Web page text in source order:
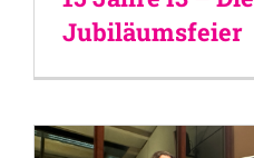
Jubiläumsfeier